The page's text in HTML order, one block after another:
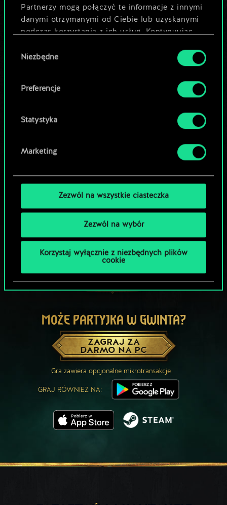
Partnerzy mogą połączyć te informacje z innymi
danymi otrzymanymi od Ciebie lub uzyskanymi
podczas korzystania z ich usług. Kontynuując
używanie plików cookie.
zgody
Niezbędne
Preferencje
Statystyka
Marketing
Zezwól na wszystkie ciasteczka
Zezwól na wybór
Korzystaj wyłącznie z niezbędnych plików
cookie
Nazwij talię i opisz swoją strategię
Przeglądaj talie społeczności
MOŻE PARTYJKA W GWINTA?
ZAGRAJ ZA
DARMO NA PC
Gra zawiera opcjonalne mikrotransakcje
GRAJ RÓWNIEŻ NA: